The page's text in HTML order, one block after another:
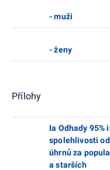
- muži
- ženy
Přílohy
Ia Odhady 95%
spolehlivosti
úhrnů za
a starších